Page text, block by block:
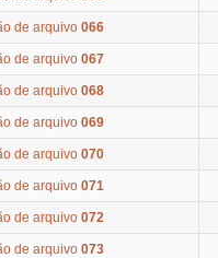
de arquivo 066
de arquivo 067
de arquivo 068
de arquivo 069
de arquivo 070
de arquivo 071
de arquivo 072
de arquivo 073